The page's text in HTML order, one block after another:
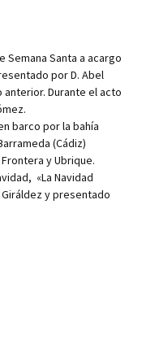
Semana Santa a acargo
por D. Abel
Durante el acto
barco por la bahía
(Cádiz)
y Ubrique.
«La Navidad
Giráldez y presentado